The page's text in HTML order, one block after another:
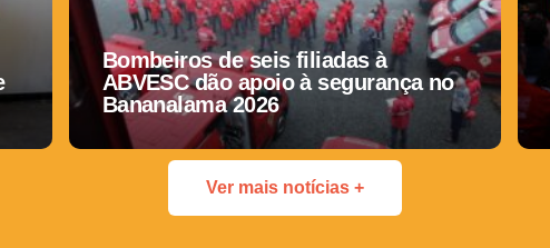
Bombeiros de seis filiadas à
ABVESC dão apoio à segurança no
Bananalama 2026
Ver mais notícias +